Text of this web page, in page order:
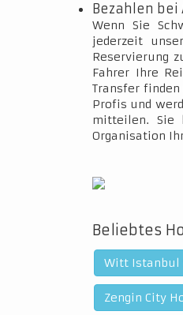
Bezahlen
Wenn Sie
jederzeit
Reservierung
Fahrer Ihre
Transfer
Profis und
mitteilen. Sie
Organisation
Beliebtes
Witt Istanbul
Zengin City